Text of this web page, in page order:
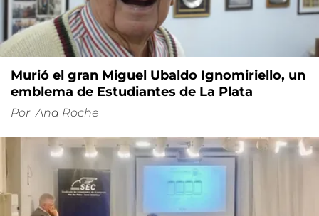
Murió el gran Miguel Ubaldo Ignomiriello, un
emblema de Estudiantes de La Plata
Por Ana Roche